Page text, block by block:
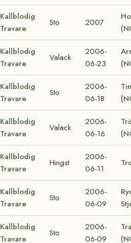
Kallblodig
Travare
Sto 2007
Kallblodig
Travare
Valack
2006-
06-23
Kallblodig
Travare
Sto
2006-
06-18
Kallblodig
Travare
Valack
2006-
06-16
Kallblodig
Travare
Hingst
2006-
06-11
Kallblodig
Travare
Sto
2006-
06-09
Kallblodig
Travare
Sto
2006-
06-09